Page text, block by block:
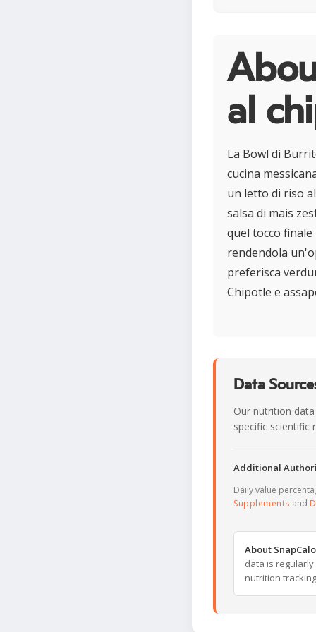
al
La Bowl di
cucina
un letto di riso
salsa di mais
quel tocco
rendendola
preferisca
Chipotle e
Data
Our nutrition
specific scientific
Additional
Daily value
Supplements and
About
data is
nutrition